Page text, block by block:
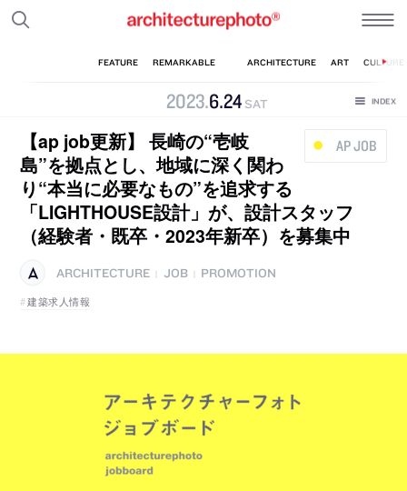
2023.6.24 SAT
AP JOB
【ap job更新】 長崎の“壱岐
島”を拠点とし、地域に深く関わ
り“本当に必要なもの”を追求する
「LIGHTHOUSE設計」が、設計スタッフ
（経験者・既卒・2023年新卒）を募集中
ARCHITECTURE JOB
PROMOTION
建築求人情報